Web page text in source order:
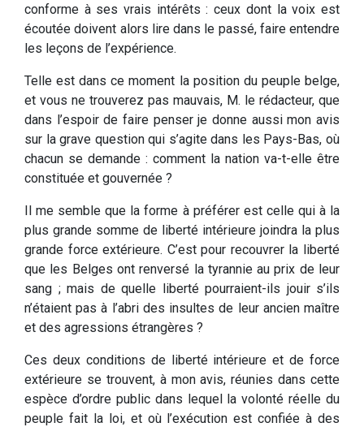
conforme à ses vrais intérêts : ceux dont la voix est
écoutée doivent alors lire dans le passé, faire entendre
les leçons de l’expérience.
Telle est dans ce moment la position du peuple belge,
et vous ne trouverez pas mauvais, M. le rédacteur, que
dans l’espoir de faire penser je donne aussi mon avis
sur la grave question qui s’agite dans les Pays-Bas, où
chacun se demande : comment la nation va-t-elle être
constituée et gouvernée ?
Il me semble que la forme à préférer est celle qui à la
plus grande somme de liberté intérieure joindra la plus
grande force extérieure. C’est pour recouvrer la liberté
que les Belges ont renversé la tyrannie au prix de leur
sang ; mais de quelle liberté pourraient-ils jouir s’ils
n’étaient pas à l’abri des insultes de leur ancien maître
et des agressions étrangères ?
Ces deux conditions de liberté intérieure et de force
extérieure se trouvent, à mon avis, réunies dans cette
espèce d’ordre public dans lequel la volonté réelle du
peuple fait la loi, et où l’exécution est confiée à des